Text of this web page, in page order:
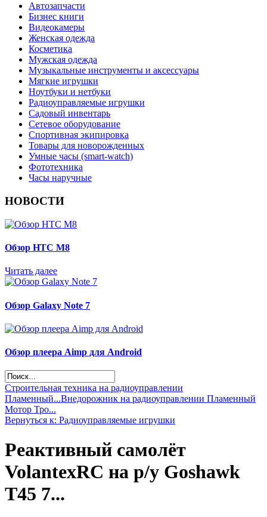
Автозапчасти
Бизнес книги
Видеокамеры
Женская одежда
Косметика
Мужская одежда
Музыкальные инструменты и аксессуары
Мягкие игрушки
Ноутбуки и нетбуки
Радиоуправляемые игрушки
Садовый инвентарь
Сетевое оборудование
Спортивная экипировка
Товары для новорожденных
Умные часы (smart-watch)
Фототехника
Часы наручные
НОВОСТИ
Обзор НТС М8
Читать далее
Обзор Galaxy Note 7
Обзор плеера Aimp для Android
Строительная техника на радиоуправлении
Пламенный...Внедорожник на радиоуправлении Пламенный
Мотор Тро...
Вернуться к: Радиоуправляемые игрушки
Реактивный самолёт
VolantexRC на р/у Goshawk
T45 7...